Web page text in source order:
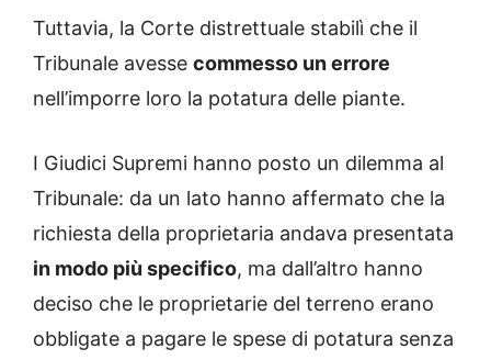
Tuttavia, la Corte distrettuale stabilì che il
Tribunale avesse commesso un errore
nell’imporre loro la potatura delle piante.
I Giudici Supremi hanno posto un dilemma al
Tribunale: da un lato hanno affermato che la
richiesta della proprietaria andava presentata
in modo più specifico, ma dall’altro hanno
deciso che le proprietarie del terreno erano
obbligate a pagare le spese di potatura senza